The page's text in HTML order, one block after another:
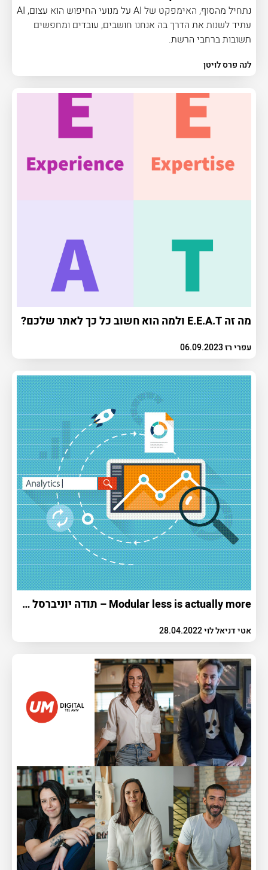
נתחיל מהסוף, האימפקט של AI על מנועי החיפוש הוא עצום, AI
עתיד לשנות את הדרך בה אנחנו חושבים, עובדים ומחפשים
תשובות ברחבי הרשת.
לנה פרס לויטן
מה זה E.E.A.T ולמה הוא חשוב כל כך לאתר שלכם?
עפרי רז 06.09.2023
Modular less is actually more – תודה יוניברסל אנליטיקס, שלום GA4
אטי דניאל לוי 28.04.2022